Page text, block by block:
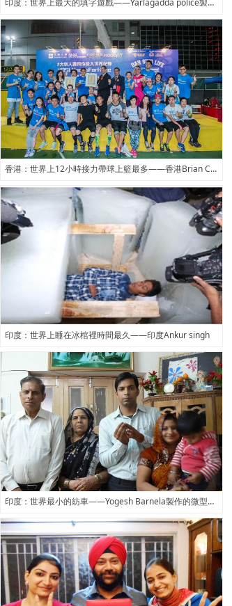
印度：世界上最大的填字遊戲——Yarlagadda police製作的填字遊戲
香港：世界上12小時接力帶球上籃最多——香港Brian Cha團隊
印度：世界上睡在冰棺裡時間最久——印度Ankur singh
印度：世界最小的紡車——Yogesh Barnela製作的微型紡車